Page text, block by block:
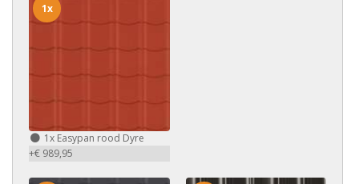
1x Easypan rood Dyre
+€ 989,95
1x